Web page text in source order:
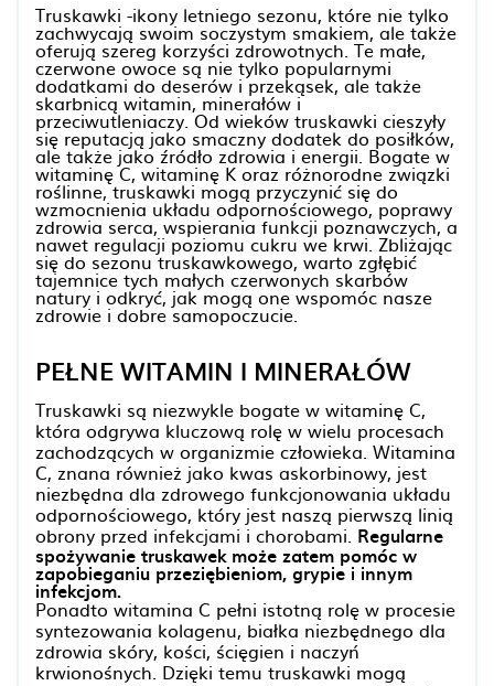
Truskawki -ikony letniego sezonu, które nie tylko
zachwycają swoim soczystym smakiem, ale także
oferują szereg korzyści zdrowotnych. Te małe,
czerwone owoce są nie tylko popularnymi
dodatkami do deserów i przekąsek, ale także
skarbnicą witamin, minerałów i
przeciwutleniaczy. Od wieków truskawki cieszyły
się reputacją jako smaczny dodatek do posiłków,
ale także jako źródło zdrowia i energii. Bogate w
witaminę C, witaminę K oraz różnorodne związki
roślinne, truskawki mogą przyczynić się do
wzmocnienia układu odpornościowego, poprawy
zdrowia serca, wspierania funkcji poznawczych, a
nawet regulacji poziomu cukru we krwi. Zbliżając
się do sezonu truskawkowego, warto zgłębić
tajemnice tych małych czerwonych skarbów
natury i odkryć, jak mogą one wspomóc nasze
zdrowie i dobre samopoczucie.
PEŁNE WITAMIN I MINERAŁÓW
Truskawki są niezwykle bogate w witaminę C,
która odgrywa kluczową rolę w wielu procesach
zachodzących w organizmie człowieka. Witamina
C, znana również jako kwas askorbinowy, jest
niezbędna dla zdrowego funkcjonowania układu
odpornościowego, który jest naszą pierwszą linią
obrony przed infekcjami i chorobami. Regularne
spożywanie truskawek może zatem pomóc w
zapobieganiu przeziębieniom, grypie i innym
infekcjom.
Ponadto witamina C pełni istotną rolę w procesie
syntezowania kolagenu, białka niezbędnego dla
zdrowia skóry, kości, ścięgien i naczyń
krwionośnych. Dzięki temu truskawki mogą